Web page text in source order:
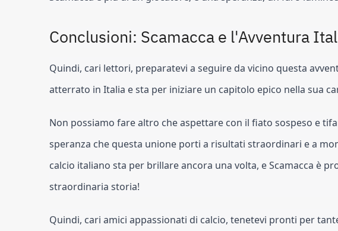
Conclusioni: Scamacca e l'Avventura
Quindi, cari lettori, preparatevi a seguire da vicino questa
atterrato in Italia e sta per iniziare un capitolo epico nella sua
Non possiamo fare altro che aspettare con il fiato sospeso e
speranza che questa unione porti a risultati straordinari e a
calcio italiano sta per brillare ancora una volta, e Scamacca è
straordinaria storia!
Quindi, cari amici appassionati di calcio, tenetevi pronti per